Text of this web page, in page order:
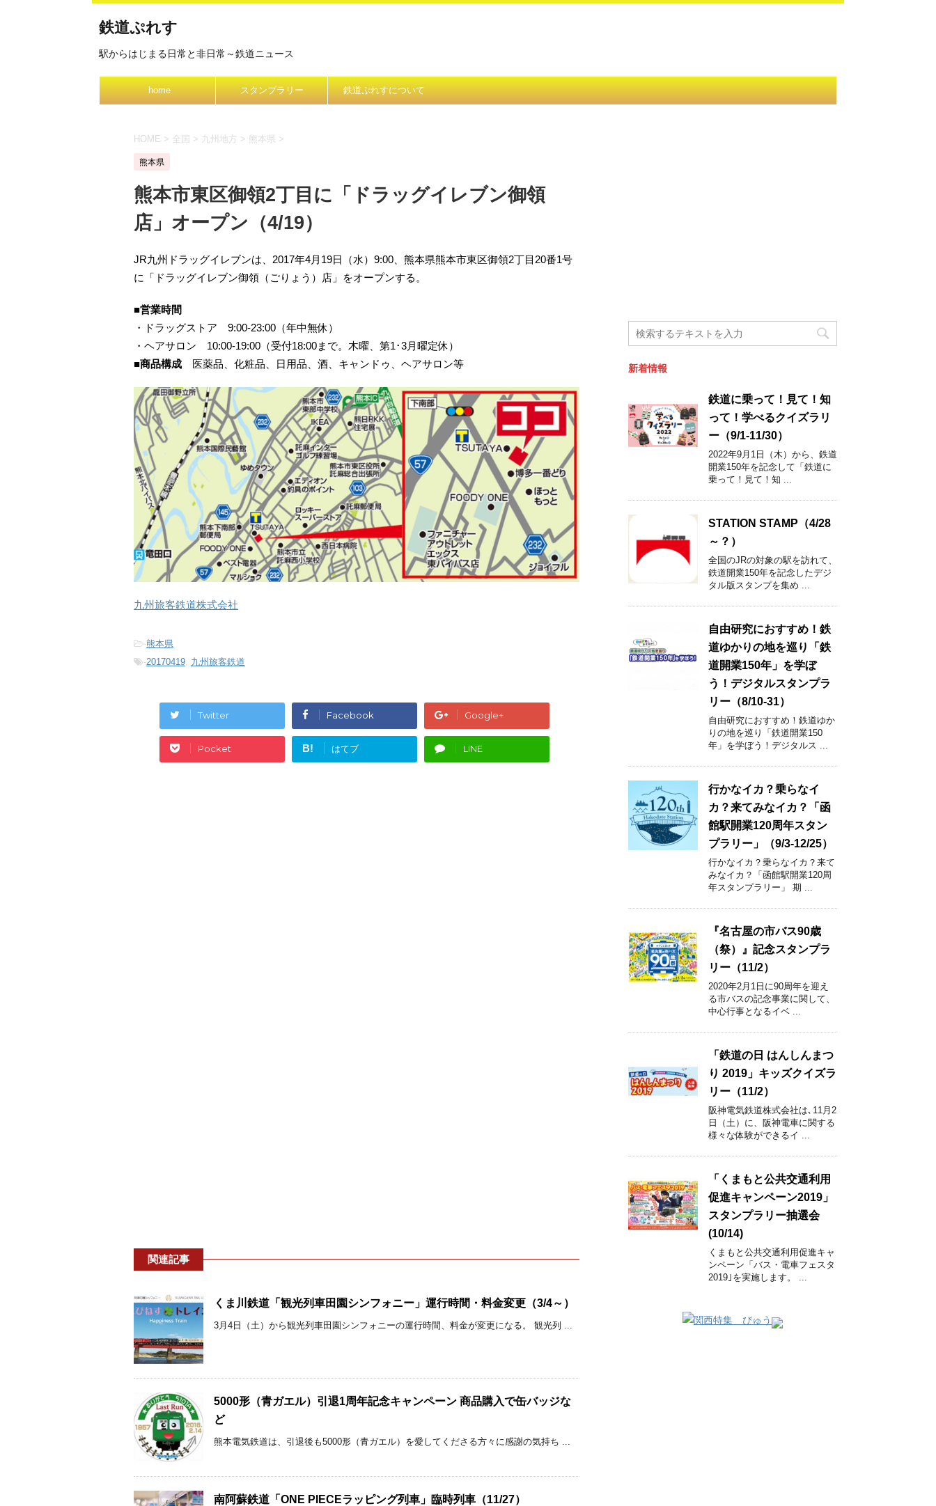
鉄道ぷれす
駅からはじまる日常と非日常～鉄道ニュース
home スタンプラリー 鉄道ぷれすについて
HOME > 全国 > 九州地方 > 熊本県 >
熊本県
熊本市東区御領2丁目に「ドラッグイレブン御領
店」オープン（4/19）
JR九州ドラッグイレブンは、2017年4月19日（水）9:00、熊本県熊本市東区御領2丁目20番1号
に「ドラッグイレブン御領（ごりょう）店」をオープンする。
■営業時間
・ドラッグストア 9:00-23:00（年中無休）
・ヘアサロン 10:00-19:00（受付18:00まで。木曜、第1･3月曜定休）
■商品構成 医薬品、化粧品、日用品、酒、キャンドゥ、ヘアサロン等
九州旅客鉄道株式会社
-熊本県
-20170419 九州旅客鉄道
Twitter Facebook Google+
Pocket B! はてブ LINE
関連記事
くま川鉄道「観光列車田園シンフォニー」運行時間・料金変更（3/4～）
3月4日（土）から観光列車田園シンフォニーの運行時間、料金が変更になる。 観光列 ...
5000形（青ガエル）引退1周年記念キャンペーン 商品購入で缶バッジな
ど
熊本電気鉄道は、引退後も5000形（青ガエル）を愛してくださる方々に感謝の気持ち ...
南阿蘇鉄道「ONE PIECEラッピング列車」臨時列車（11/27）
新着情報
鉄道に乗って！見て！知
って！学べるクイズラリ
ー（9/1-11/30）
2022年9月1日（木）から、鉄道
開業150年を記念して「鉄道に
乗って！見て！知 ...
STATION STAMP（4/28
～？）
全国のJRの対象の駅を訪れて、
鉄道開業150年を記念したデジ
タル版スタンプを集め ...
自由研究におすすめ！鉄
道ゆかりの地を巡り「鉄
道開業150年」を学ぼ
う！デジタルスタンプラ
リー（8/10-31）
自由研究におすすめ！鉄道ゆか
りの地を巡り「鉄道開業150
年」を学ぼう！デジタルス ...
行かなイカ？乗らなイ
カ？来てみなイカ？「函
館駅開業120周年スタン
プラリー」（9/3-12/25）
行かなイカ？乗らなイカ？来て
みなイカ？「函館駅開業120周
年スタンプラリー」 期 ...
『名古屋の市バス90歳
（祭）』記念スタンプラ
リー（11/2）
2020年2月1日に90周年を迎え
る市バスの記念事業に関して、
中心行事となるイベ ...
「鉄道の日 はんしんまつ
り 2019」キッズクイズラ
リー（11/2）
阪神電気鉄道株式会社は､11月2
日（土）に、阪神電車に関する
様々な体験ができるイ ...
「くまもと公共交通利用
促進キャンペーン2019」
スタンプラリー抽選会
(10/14)
くまもと公共交通利用促進キャ
ンペーン「バス・電車フェスタ
2019｣を実施します。 ...